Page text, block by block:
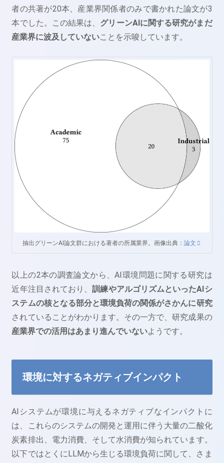
者の共著が20本、産業界関係者のみで書かれた論文が3
本でした。この結果は、 グリーンAIに関する研究がまだ
産業界に波及していないことを示唆しています。
抽出グリーンAI論文群における著者の所属業界。画像出典： 論文
以上の2本の調査論文から、AI環境問題に関する研究は
近年注目されており、訓練やアルゴリズムといったAIシ
ステムの核となる部分と環境負荷の関係がさかんに研究
されていることがわかります。その一方で、研究成果の
産業界での活用はあまり進んでいないようです。
環境に対するネガティブインパクト
AIシステムが環境に与えるネガティブなインパクトに
は、これらのシステムの開発と運用に伴う大量の二酸化
炭素排出、電力消費、そして水消費が知られています。
以下ではとくにLLMから生じる環境負荷に関して、さま